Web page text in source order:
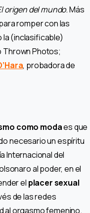
origen del mundo. Más
romper con las
la (inclasificable)
Thrown Photos;
, probadora de
como modaes que
necesario un espíritu
Internacional del
al poder, en el
el placer sexual
de las redes
al orgasmo femenino.